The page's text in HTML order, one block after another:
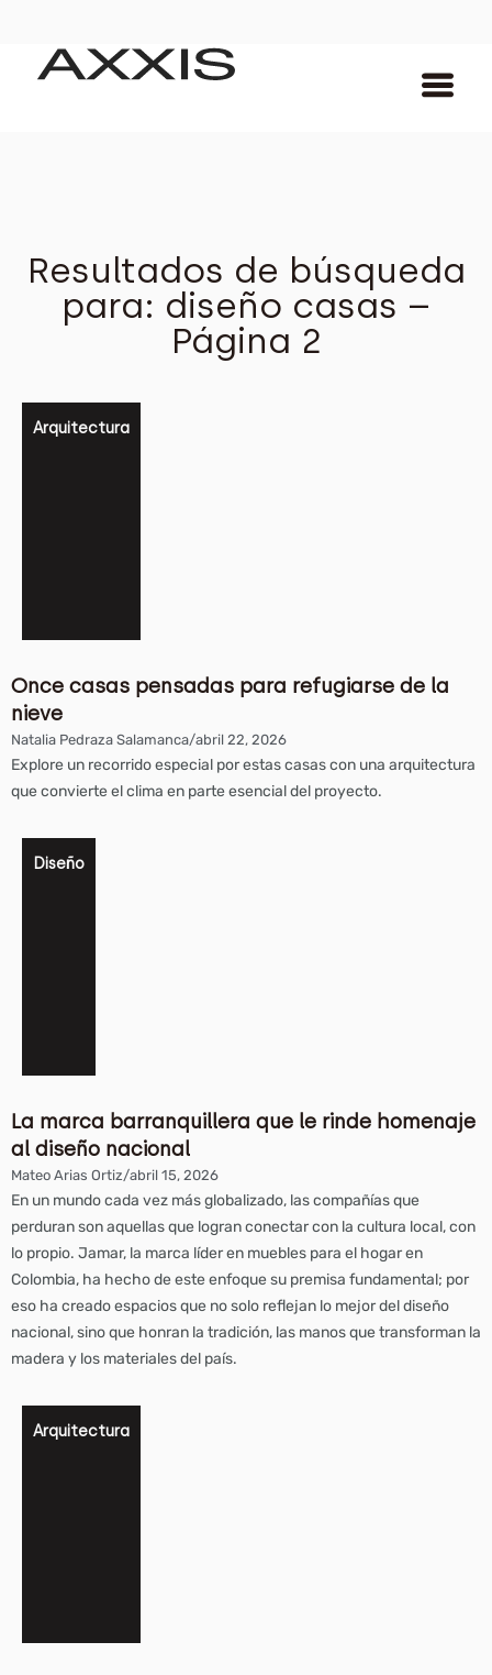
Resultados de búsqueda
para: diseño casas –
Página 2
Arquitectura
Once casas pensadas para refugiarse de la
nieve
Natalia Pedraza Salamanca/abril 22, 2026
Explore un recorrido especial por estas casas con una arquitectura
que convierte el clima en parte esencial del proyecto.
Diseño
La marca barranquillera que le rinde homenaje
al diseño nacional
Mateo Arias Ortiz/abril 15, 2026
En un mundo cada vez más globalizado, las compañías que
perduran son aquellas que logran conectar con la cultura local, con
lo propio. Jamar, la marca líder en muebles para el hogar en
Colombia, ha hecho de este enfoque su premisa fundamental; por
eso ha creado espacios que no solo reflejan lo mejor del diseño
nacional, sino que honran la tradición, las manos que transforman la
madera y los materiales del país.
Arquitectura